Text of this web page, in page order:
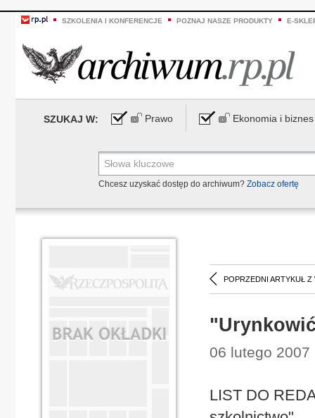
SZKOLENIA I KONFERENCJE POZNAJ NASZE PRODUKTY E-
SZUKAJ W: Prawo Ekonomia i biznes
Chcesz uzyskać dostęp do archiwum? Zobacz ofertę
POPRZEDNI ARTYKUŁ Z
06 lutego
LIST DO